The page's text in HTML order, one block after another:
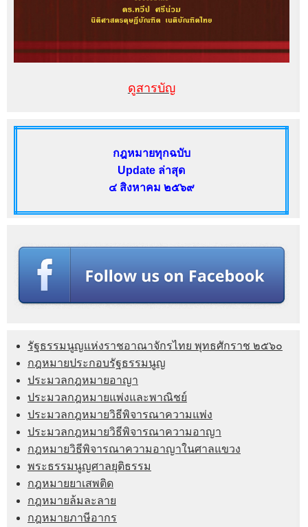
ดูสารบัญ
กฎหมายทุกฉบับ
Update ล่าสุด
๔ สิงหาคม ๒๕๖๙
รัฐธรรมนูญแห่งราชอาณาจักรไทย พุทธศักราช ๒๕๖๐
กฎหมายประกอบรัฐธรรมนูญ
ประมวลกฎหมายอาญา
ประมวลกฎหมายแพ่งและพาณิชย์
ประมวลกฎหมายวิธีพิจารณาความแพ่ง
ประมวลกฎหมายวิธีพิจารณาความอาญา
กฎหมายวิธีพิจารณาความอาญาในศาลแขวง
พระธรรมนูญศาลยุติธรรม
กฎหมายยาเสพติด
กฎหมายล้มละลาย
กฎหมายภาษีอากร